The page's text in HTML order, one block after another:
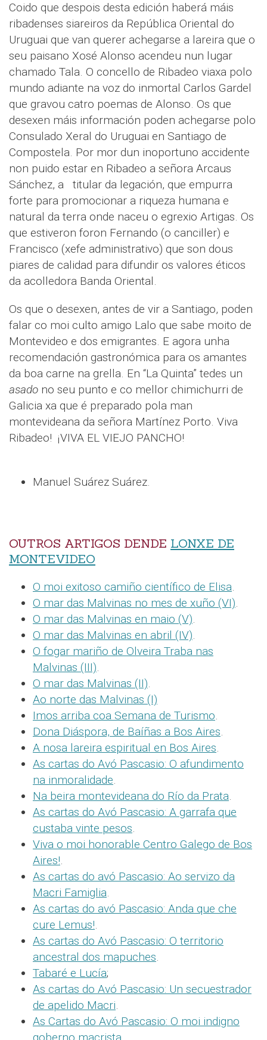
Coido que despois desta edición haberá máis
ribadenses siareiros da República Oriental do
Uruguai que van querer achegarse a lareira que o
seu paisano Xosé Alonso acendeu nun lugar
chamado Tala. O concello de Ribadeo viaxa polo
mundo adiante na voz do inmortal Carlos Gardel
que gravou catro poemas de Alonso. Os que
desexen máis información poden achegarse polo
Consulado Xeral do Uruguai en Santiago de
Compostela. Por mor dun inoportuno accidente
non puido estar en Ribadeo a señora Arcaus
Sánchez, a
titular da legación, que empurra
forte para promocionar a riqueza humana e
natural da terra onde naceu o egrexio Artigas. Os
que estiveron foron Fernando (o canciller) e
Francisco (xefe administrativo) que son dous
piares de calidad para difundir os valores éticos
da acolledora Banda Oriental.
Os que o desexen, antes de vir a Santiago, poden
falar co moi culto amigo Lalo que sabe moito de
Montevideo e dos emigrantes. E agora unha
recomendación gastronómica para os amantes
da boa carne na grella. En “La Quinta” tedes un
asado no seu punto e co mellor chimichurri de
Galicia xa que é preparado pola man
montevideana da señora Martínez Porto. Viva
Ribadeo! ¡VIVA EL VIEJO PANCHO!
Manuel Suárez Suárez.
OUTROS ARTIGOS DENDE LONXE DE
MONTEVIDEO
O moi exitoso camiño científico de Elisa.
O mar das Malvinas no mes de xuño (VI).
O mar das Malvinas en maio (V).
O mar das Malvinas en abril (IV).
O fogar mariño de Olveira Traba nas
Malvinas (III).
O mar das Malvinas (II).
Ao norte das Malvinas (I)
Imos arriba coa Semana de Turismo.
Dona Diáspora, de Baíñas a Bos Aires.
A nosa lareira espiritual en Bos Aires.
As cartas do Avó Pascasio: O afundimento
na inmoralidade.
Na beira montevideana do Río da Prata.
As cartas do Avó Pascasio: A garrafa que
custaba vinte pesos.
Viva o moi honorable Centro Galego de Bos
Aires!.
As cartas do avó Pascasio: Ao servizo da
Macri Famiglia.
As cartas do avó Pascasio: Anda que che
cure Lemus!.
As cartas do Avó Pascasio: O territorio
ancestral dos mapuches.
Tabaré e Lucía;
As cartas do Avó Pascasio: Un secuestrador
de apelido Macri.
As Cartas do Avó Pascasio: O moi indigno